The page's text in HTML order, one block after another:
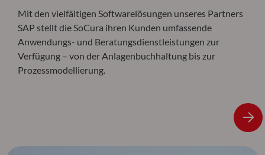
Mit den vielfältigen Softwarelösungen unseres Partners
SAP stellt die SoCura ihren Kunden umfassende
Anwendungs- und Beratungsdienstleistungen zur
Verfügung – von der Anlagenbuchhaltung bis zur
Prozessmodellierung.